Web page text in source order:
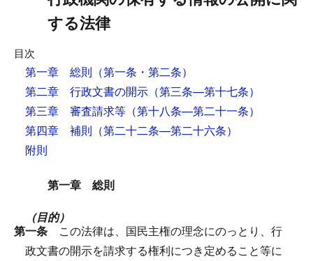
する法律
目次
第一章 総則 （第一条・第二条）
第二章 行政文書の開示 （第三条―第十七条）
第三章 審査請求等 （第十八条―第二十一条）
第四章 補則 （第二十二条―第二十六条）
附則
第一章 総則
（目的）
第一条 この法律は、国民主権の理念にのっとり、行
政文書の開示を請求する権利につき定めること等に